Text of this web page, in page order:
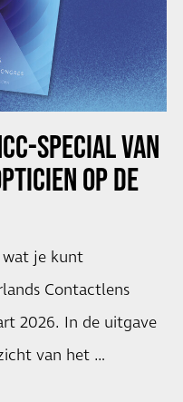
SPECIAL VAN
OP DE
wat je kunt
Contactlens
2026. In de uitgave
van het …